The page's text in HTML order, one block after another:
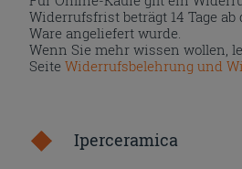
Widerrufsfrist beträgt 14 Tage ab
Ware angeliefert wurde.
Wenn Sie mehr wissen wollen,
SeiteWiderrufsbelehrung und
Iperceramica